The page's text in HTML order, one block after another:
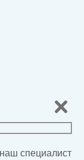
специалист